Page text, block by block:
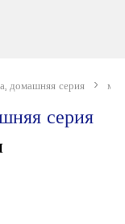
домашняя серия >
серия